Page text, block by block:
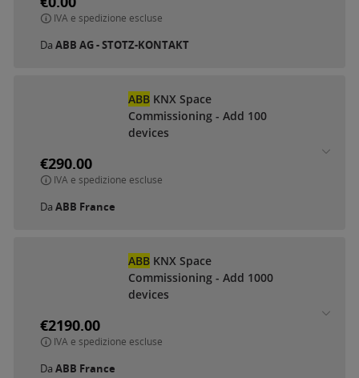
IVA e spedizione escluse
Da ABB AG - STOTZ-KONTAKT
ABB KNX Space
Commissioning - Add 100
devices
€290.00
IVA e spedizione escluse
Da ABB France
ABB KNX Space
Commissioning - Add 1000
devices
€2190.00
IVA e spedizione escluse
Da ABB France